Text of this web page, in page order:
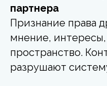
партнера
Признание права
мнение,
пространство.
разрушают